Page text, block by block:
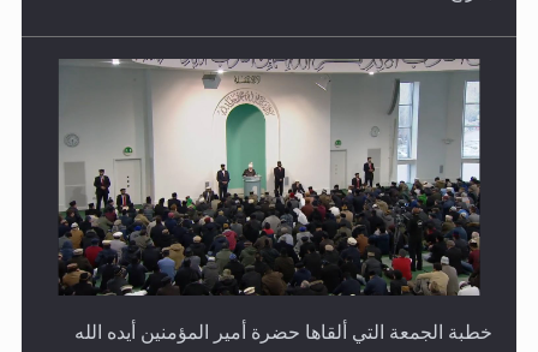
خطبة الجمعة التي ألقاها حضرة أمير المؤمنين أيده الله